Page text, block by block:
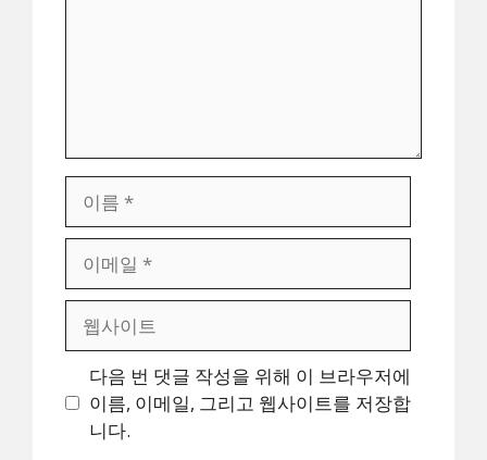
일
트
다음 번 댓글 작성을 위해 이 브라우저에
이름, 이메일, 그리고 웹사이트를 저장합
니다.